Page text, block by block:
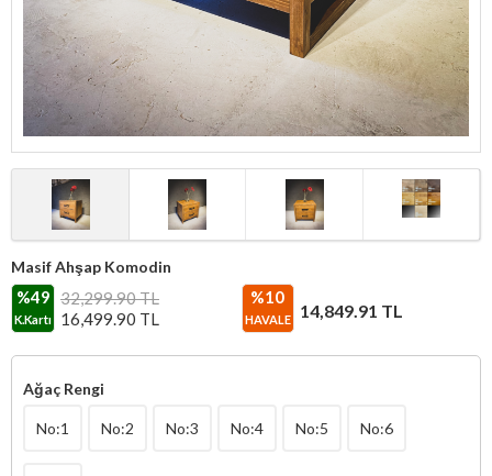
Masif Ahşap Komodin
%49
K.Kartı
32,299.90 TL
16,499.90 TL
%10
HAVALE 14,849.91 TL
Ağaç Rengi
No:1 No:2 No:3 No:4 No:5 No:6